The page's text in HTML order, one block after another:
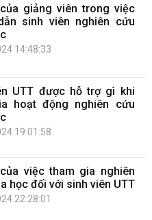
giảng viên trong việc
sinh viên nghiên cứu
14:48:33
UTT được hỗ trợ gì khi
hoạt động nghiên cứu
19:01:58
việc tham gia nghiên
học đối với sinh viên UTT
22:28:01